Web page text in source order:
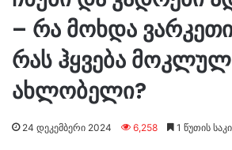
– რა მოხდა
რას ჰყვება
ახლობელი?
24 დეკემბერი 2024 6,258 1 წუთის